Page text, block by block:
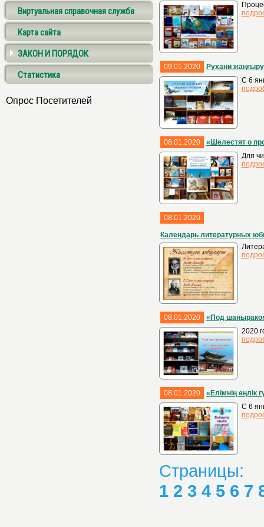
Виртуальная справочная служба
Карта сайта
ЗАКОН И ПОРЯДОК
Статистика
Опрос Посетителей
09.01.2020
Рухани
С 6
08.01.2020
«Шелестят о
Для
08.01.2020
Календарь литературных
08.01.2020
«Под
2020
08.01.2020
«Елімнің еңлік
С 6
Страницы:
1 2 3 4 5 6 7